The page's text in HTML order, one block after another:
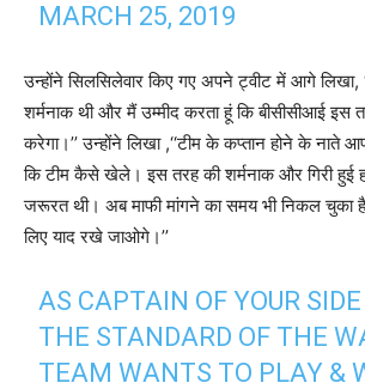
MARCH 25, 2019
उन्होंने सिलसिलेवार किए गए अपने ट्वीट में आगे लिखा,
शर्मनाक थी और मैं उम्मीद करता हूं कि बीसीसीआई इस
करेगा।’’ उन्होंने लिखा ,‘‘टीम के कप्तान होने के नाते
कि टीम कैसे खेले। इस तरह की शर्मनाक और गिरी हुई
जरूरत थी। अब माफी मांगने का समय भी निकल
लिए याद रखे जाओगे।’’
AS CAPTAIN OF YOUR
THE STANDARD OF THE
TEAM WANTS TO PLAY &